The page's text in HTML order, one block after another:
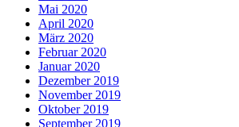
Mai 2020
April 2020
März 2020
Februar 2020
Januar 2020
Dezember 2019
November 2019
Oktober 2019
September 2019